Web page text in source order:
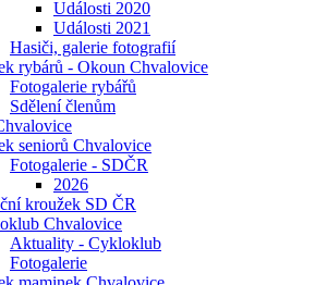
Události 2020
Události 2021
Hasiči, galerie fotografií
rybárů - Okoun Chvalovice
Fotogalerie rybářů
Sdělení členům
seniorů Chvalovice
Fotogalerie - SDČR
2026
kroužek SD ČR
Chvalovice
Aktuality - Cykloklub
Fotogalerie